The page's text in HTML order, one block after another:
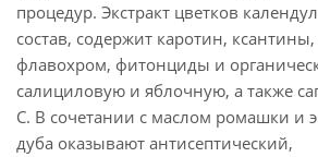
процедур. Экстракт цветков
состав, содержит каротин,
флавохром, фитонциды и
салициловую и яблочную, а также
С. В сочетании с маслом ромашки и
дуба оказывают антисептический,